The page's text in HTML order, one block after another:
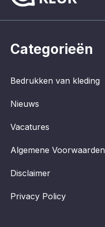
Categorieën
Bedrukken van kleding
Nieuws
Vacatures
Algemene Voorwaarden
Disclaimer
Privacy Policy